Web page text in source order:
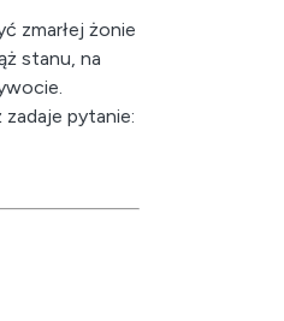
zmarłej żonie
stanu, na
pytanie: